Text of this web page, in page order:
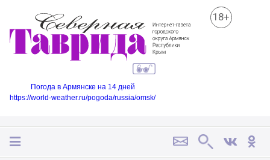
18+
Погода в Армянске на 14 дней
https://world-weather.ru/pogoda/russia/omsk/